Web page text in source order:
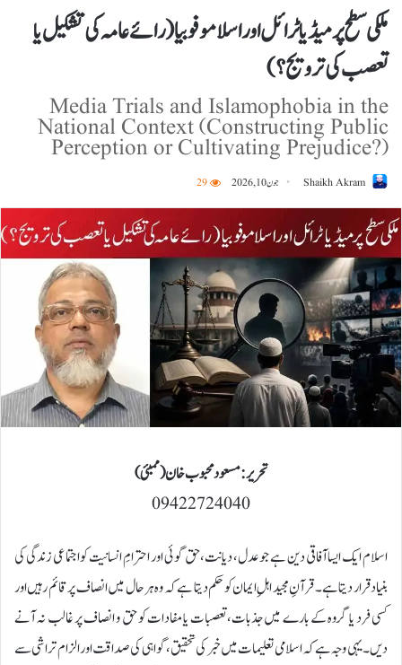
ملکی سطح پر میڈیا ٹرائل اور اسلاموفوبیا (رائے عامہ کی تشکیل یا
تعصب کی ترویج؟)
Media Trials and Islamophobia in the
National Context (Constructing Public
Perception or Cultivating Prejudice?)
Shaikh Akram جون 10, 2026 29
تحریر:مسعود محبوب خان (ممبئی)
09422724040
اسلام ایک ایسا آفاقی دین ہے جو عدل، دیانت، حق گوئی اور احترامِ انسانیت کو اجتماعی زندگی کی
بنیاد قرار دیتا ہے۔ قرآنِ مجید اہلِ ایمان کو حکم دیتا ہے کہ وہ ہر حال میں انصاف پر قائم رہیں اور
کسی فرد یا گروہ کے بارے میں جذبات، تعصبات یا مفادات کو حق و انصاف پر غالب نہ آنے
دیں۔ یہی وجہ ہے کہ اسلامی تعلیمات میں خبر کی تحقیق، گواہی کی صداقت اور الزام تراشی سے